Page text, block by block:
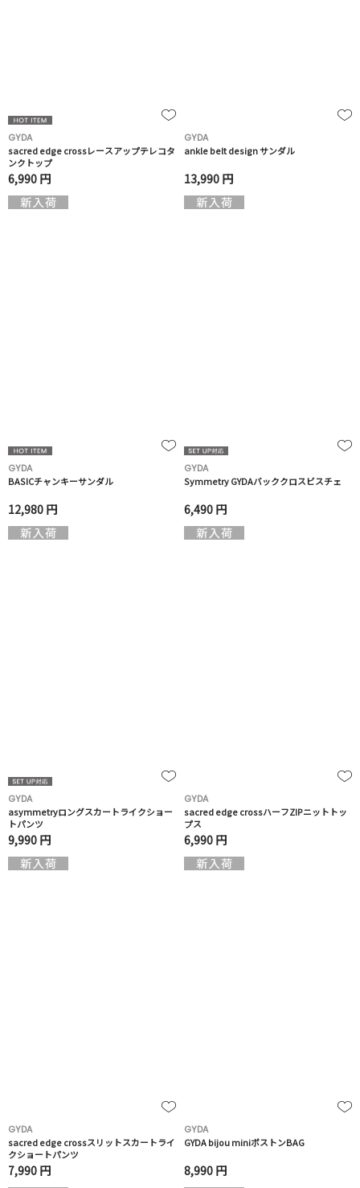
GYDA
sacred edge crossレースアップテレコタ
ンクトップ
6,990 円
GYDA
ankle belt design サンダル
13,990 円
GYDA
BASICチャンキーサンダル
12,980 円
GYDA
Symmetry GYDAバッククロスビスチェ
6,490 円
GYDA
asymmetryロングスカートライクショー
トパンツ
9,990 円
GYDA
sacred edge crossハーフZIPニットトッ
プス
6,990 円
GYDA
sacred edge crossスリットスカートライ
クショートパンツ
7,990 円
GYDA
GYDA bijou miniボストンBAG
8,990 円